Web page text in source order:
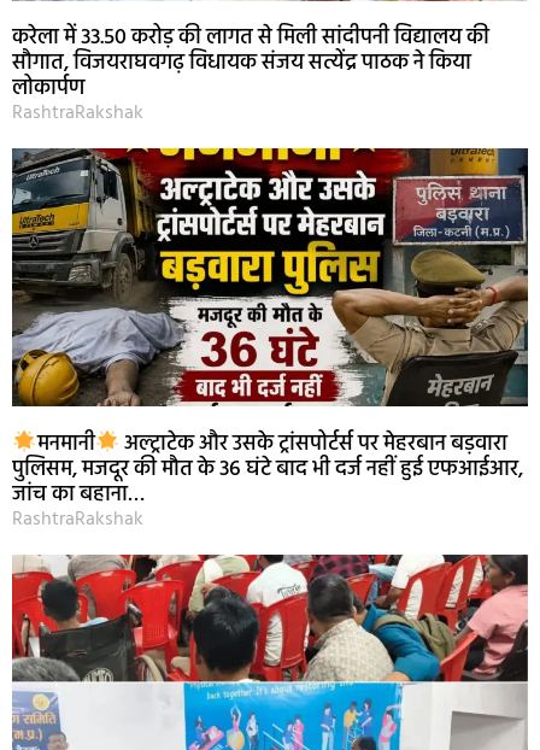
करेला में 33.50 करोड़ की लागत से मिली सांदीपनी विद्यालय की
सौगात, विजयराघवगढ़ विधायक संजय सत्येंद्र पाठक ने किया
लोकार्पण
RashtraRakshak
मनमानी अल्ट्राटेक और उसके ट्रांसपोर्टर्स पर मेहरबान बड़वारा
पुलिसम, मजदूर की मौत के 36 घंटे बाद भी दर्ज नहीं हुई एफआईआर,
जांच का बहाना…
RashtraRakshak